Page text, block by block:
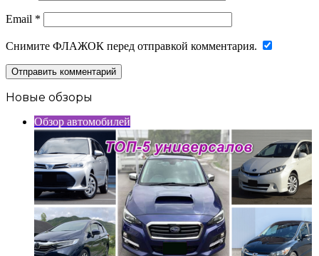
Email *
Снимите ФЛАЖОК перед отправкой комментария.
Новые обзоры
Обзор автомобилей